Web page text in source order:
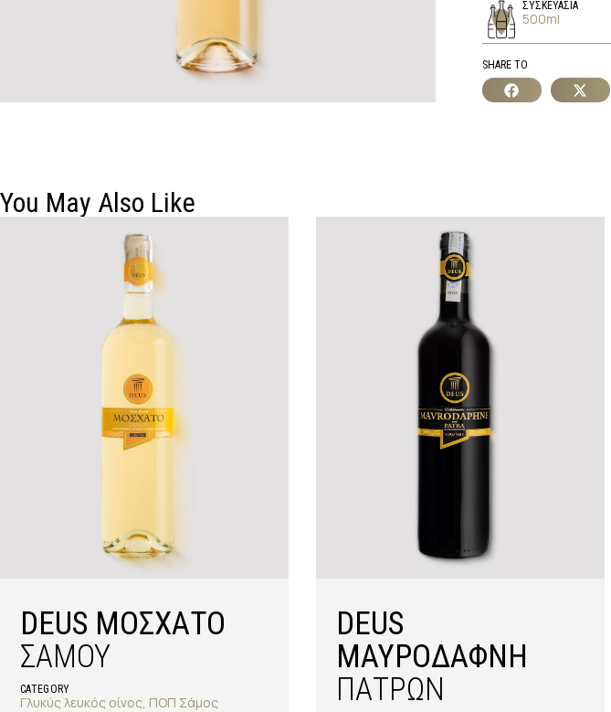
ΣΥΣΚΕΥΑΣΙΑ
500ml
SHARE TO
You May Also Like
DEUS ΜΟΣΧΑΤΟ
ΣΑΜΟΥ
CATEGORY
Γλυκύς λευκός οίνος, ΠΟΠ Σάμος
DEUS
ΜΑΥΡΟΔΑΦΝΗ
ΠΑΤΡΩΝ